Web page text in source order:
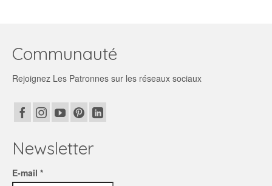
Communauté
Rejoignez Les Patronnes sur les réseaux sociaux
Newsletter
E-mail *